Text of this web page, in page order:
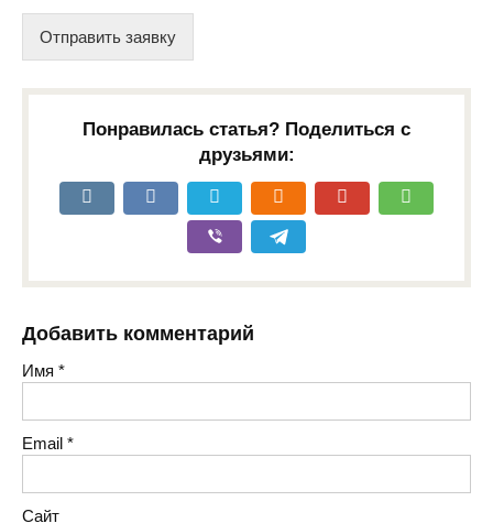
Отправить заявку
Понравилась статья? Поделиться с
друзьями:
Добавить комментарий
Имя *
Email *
Сайт